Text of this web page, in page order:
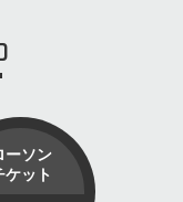
ーソン
ケット